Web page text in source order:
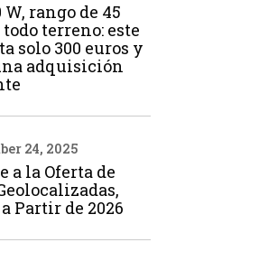
rango de 45
terreno: este
solo 300 euros y
adquisición
24, 2025
a la Oferta de
Partir de 2026